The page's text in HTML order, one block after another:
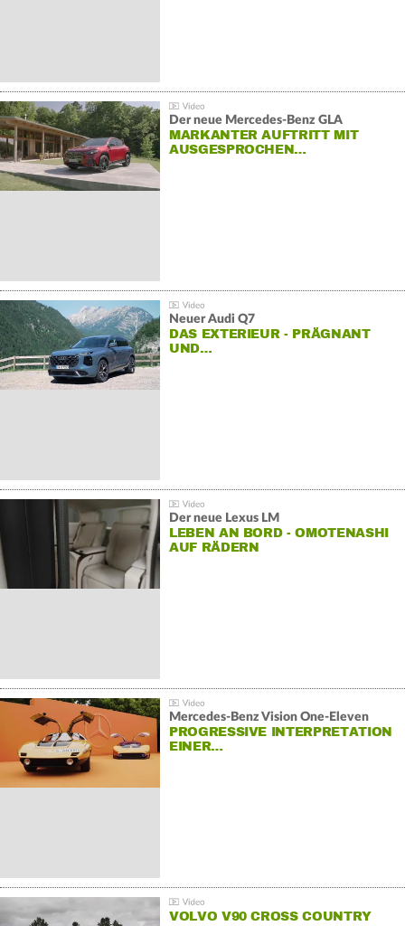
Der neue Mercedes-Benz GLA
MARKANTER AUFTRITT MIT
AUSGESPROCHEN…
Neuer Audi Q7
DAS EXTERIEUR - PRÄGNANT
UND…
Der neue Lexus LM
LEBEN AN BORD - OMOTENASHI
AUF RÄDERN
Mercedes-Benz Vision One-Eleven
PROGRESSIVE INTERPRETATION
EINER…
VOLVO V90 CROSS COUNTRY